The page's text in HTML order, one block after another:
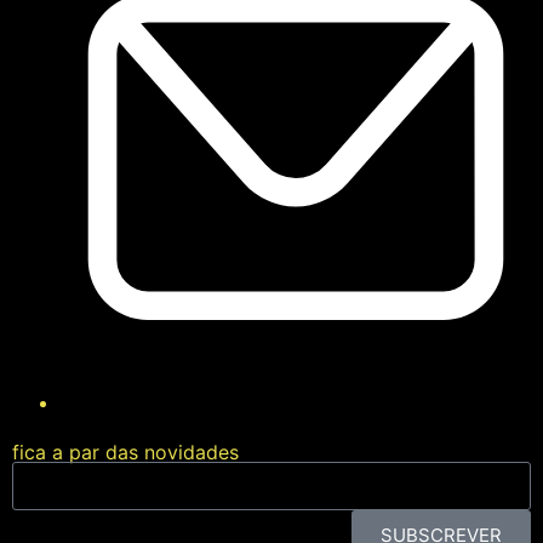
fica a par das novidades
SUBSCREVER